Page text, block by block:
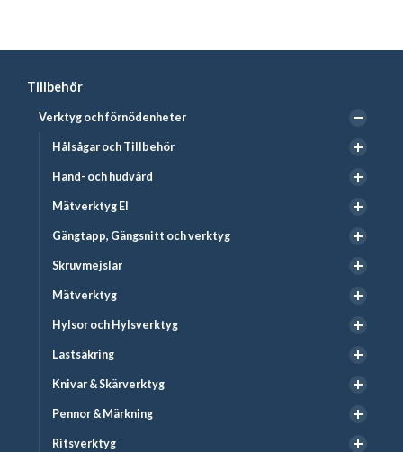
Tillbehör
Verktyg och förnödenheter
Hålsågar och Tillbehör
Hand- och hudvård
Mätverktyg El
Gängtapp, Gängsnitt och verktyg
Skruvmejslar
Mätverktyg
Hylsor och Hylsverktyg
Lastsäkring
Knivar & Skärverktyg
Pennor & Märkning
Ritsverktyg